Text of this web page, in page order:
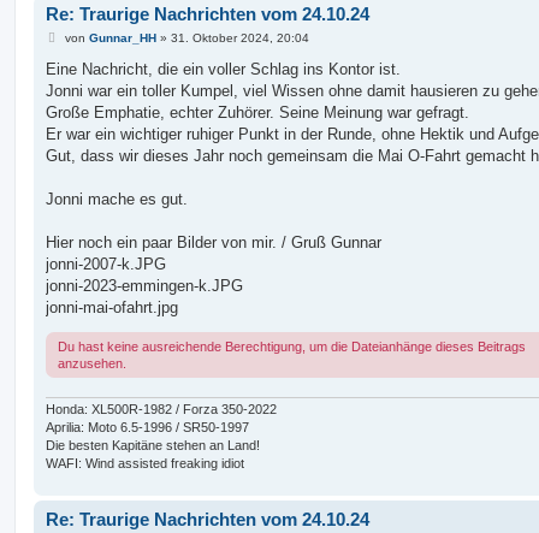
Re: Traurige Nachrichten vom 24.10.24
B
i
r
a
von Gunnar_HH» 31. Oktober 2024, 20:04
Eine Nachricht, die ein voller Schlag ins Kontor ist.
Jonni war ein toller Kumpel, viel Wissen ohne damit hausieren zu
Große Emphatie, echter Zuhörer. Seine Meinung war gefragt.
Er war ein wichtiger ruhiger Punkt in der Runde, ohne Hektik und
Gut, dass wir dieses Jahr noch gemeinsam die Mai O-Fahrt gemacht
Jonni mache es gut.
Hier noch ein paar Bilder von mir. / Gruß Gunnar
jonni-2007-k.JPG
jonni-2023-emmingen-k.JPG
jonni-mai-ofahrt.jpg
Du hast keine ausreichende Berechtigung, um die Dateianhänge dieses Beitrags
anzusehen.
Honda: XL500R-1982 / Forza 350-2022
Aprilia: Moto 6.5-1996 / SR50-1997
Die besten Kapitäne stehen an Land!
WAFI: Wind assisted freaking idiot
Re: Traurige Nachrichten vom 24.10.24